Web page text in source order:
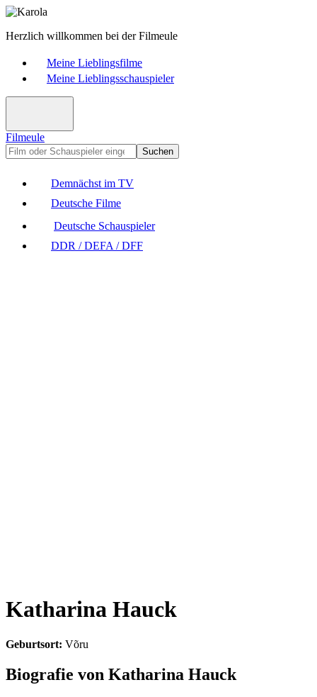
Herzlich willkommen bei der Filmeule
Meine Lieblingsfilme
Meine Lieblingsschauspieler
Filmeule
Suchen
Demnächst im TV
Deutsche Filme
Deutsche Schauspieler
DDR / DEFA / DFF
Katharina Hauck
Geburtsort: Võru
Biografie von Katharina Hauck